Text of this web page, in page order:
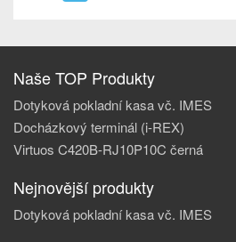
Naše TOP Produkty
Dotyková pokladní kasa vč. IMES
Docházkový terminál (i-REX)
Virtuos C420B-RJ10P10C černá
Nejnovější produkty
Dotyková pokladní kasa vč. IMES